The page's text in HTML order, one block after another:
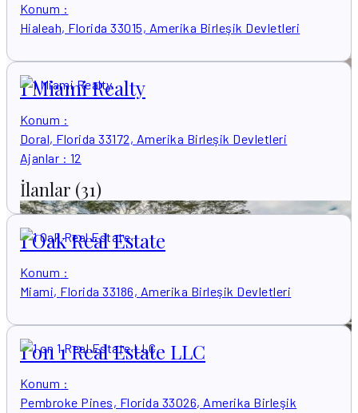
Konum :
Hialeah, Florida 33015, Amerika Birleşik Devletleri
1 Miami Realty
Konum :
Doral, Florida 33172, Amerika Birleşik Devletleri
Ajanlar : 12
İlanlar (31)
1 Oak Real Estate
Konum :
Miami, Florida 33186, Amerika Birleşik Devletleri
1 on 1 Real Estate LLC
Konum :
Pembroke Pines, Florida 33026, Amerika Birleşik